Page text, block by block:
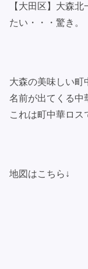
【大田区】大森
たい・・・驚き。
大森の美味しい町
名前が出てくる中
これは町中華ロス
地図はこちら↓